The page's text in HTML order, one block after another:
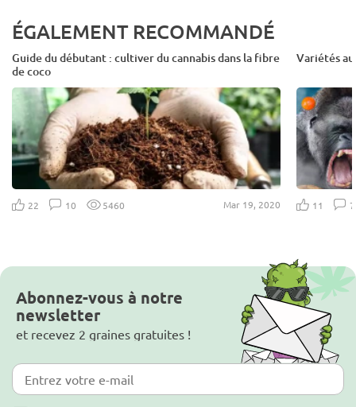
ÉGALEMENT RECOMMANDÉ
Guide du débutant : cultiver du cannabis dans la fibre
de coco
22 10 5460 Mar 19, 2020
Variétés
11
Abonnez-vous à notre
newsletter
et recevez 2 graines gratuites !